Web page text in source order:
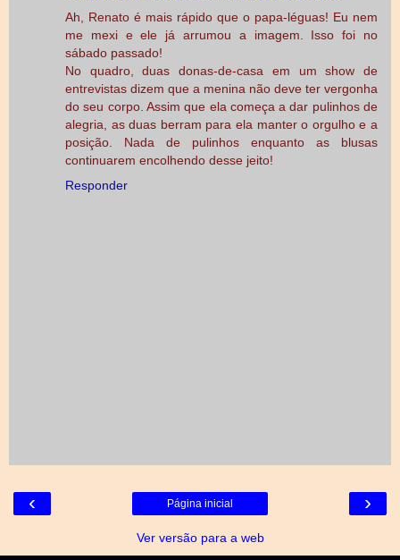
Ah, Renato é mais rápido que o papa-léguas! Eu nem
me mexi e ele já arrumou a imagem. Isso foi no
sábado passado!
No quadro, duas donas-de-casa em um show de
entrevistas dizem que a menina não deve ter vergonha
do seu corpo. Assim que ela começa a dar pulinhos de
alegria, as duas berram para ela manter o orgulho e a
posição. Nada de pulinhos enquanto as blusas
continuarem encolhendo desse jeito!
Responder
‹ ›
Página inicial
Ver versão para a web